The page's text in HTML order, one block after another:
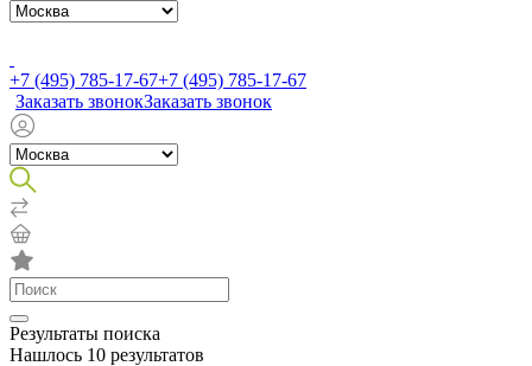
+7 (495) 785-17-67+7 (495) 785-17-67
Заказать звонокЗаказать звонок
Результаты поиска
Нашлось 10 результатов